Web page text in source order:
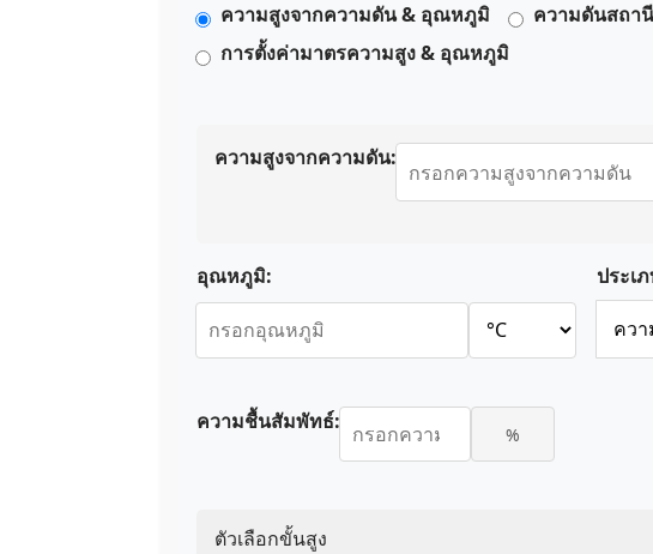
ความสูงจากความดัน & อุณหภูมิ
ความดันสถา
การตั้งค่ามาตรความสูง & อุณหภูมิ
ความสูงจากความดัน:
อุณหภูมิ: ประเ
ความชื้นสัมพัทธ์: %
ตัวเลือกขั้นสูง